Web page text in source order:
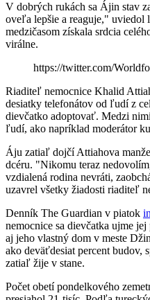
V dobrých rukách sa Ájin stav
oveľa lepšie a reaguje," uviedol
medzičasom získala srdcia
virálne.
https://twitter.com/
Riaditeľ nemocnice Khalid
desiatky telefonátov od ľudí z
dievčatko adoptovať. Medzi
ľudí, ako napríklad moderátor
Áju zatiaľ dojčí Attiahova
dcéru. "Nikomu teraz
vzdialená rodina nevráti,
uzavrel všetky žiadosti riaditeľ
Denník The Guardian v piatok
nemocnice sa dievčatka ujme
aj jeho vlastný dom v meste
ako deväťdesiat percent budov,
zatiaľ žije v stane.
Počet obetí pondelkového